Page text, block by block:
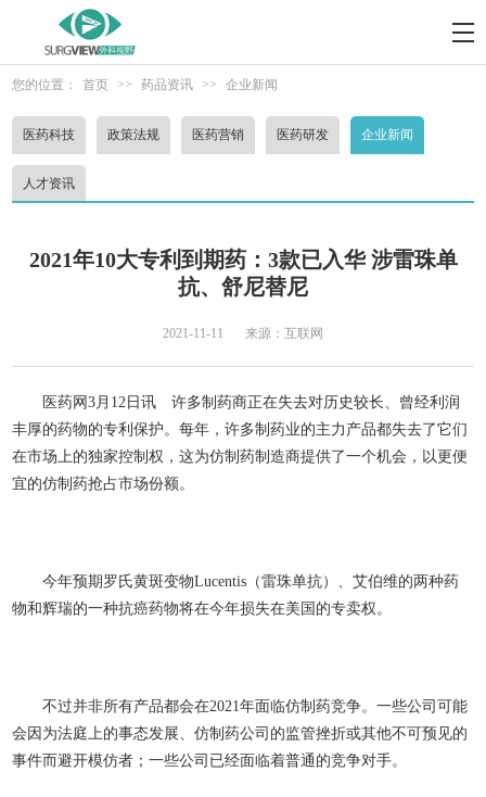
您的位置： 首页 >> 药品资讯 >> 企业新闻
医药科技 政策法规 医药营销 医药研发 企业新闻
人才资讯
2021年10大专利到期药：3款已入华 涉雷珠单
抗、舒尼替尼
2021-11-11 来源：互联网
医药网3月12日讯 许多制药商正在失去对历史较长、曾经利润
丰厚的药物的专利保护。每年，许多制药业的主力产品都失去了它们
在市场上的独家控制权，这为仿制药制造商提供了一个机会，以更便
宜的仿制药抢占市场份额。
今年预期罗氏黄斑变物Lucentis（雷珠单抗）、艾伯维的两种药
物和辉瑞的一种抗癌药物将在今年损失在美国的专卖权。
不过并非所有产品都会在2021年面临仿制药竞争。一些公司可能
会因为法庭上的事态发展、仿制药公司的监管挫折或其他不可预见的
事件而避开模仿者；一些公司已经面临着普通的竞争对手。